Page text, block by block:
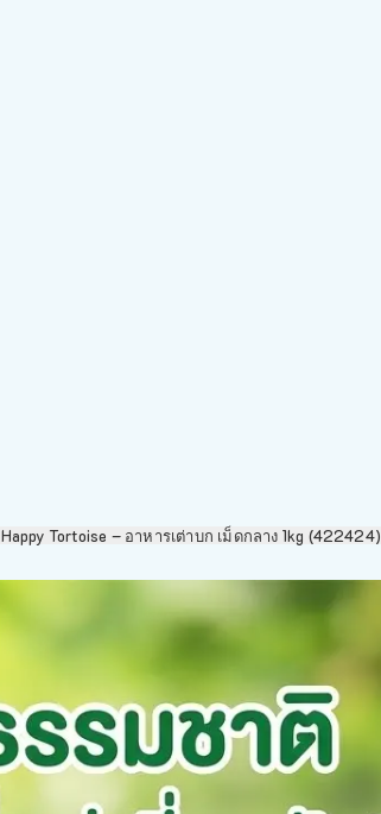
Happy Tortoise – อาหารเต่าบก เม็ดกลาง 1kg (422424)